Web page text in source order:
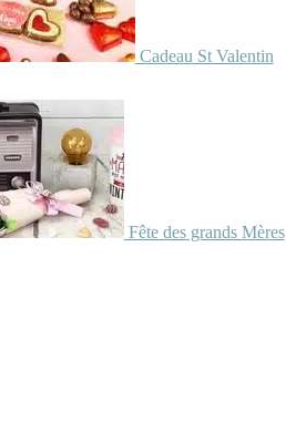
Cadeau St Valentin
Fête des grands Mères